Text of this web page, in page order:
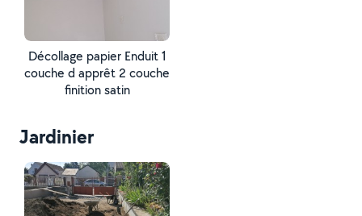
Décollage papier Enduit 1
couche d apprêt 2 couche
finition satin
Jardinier